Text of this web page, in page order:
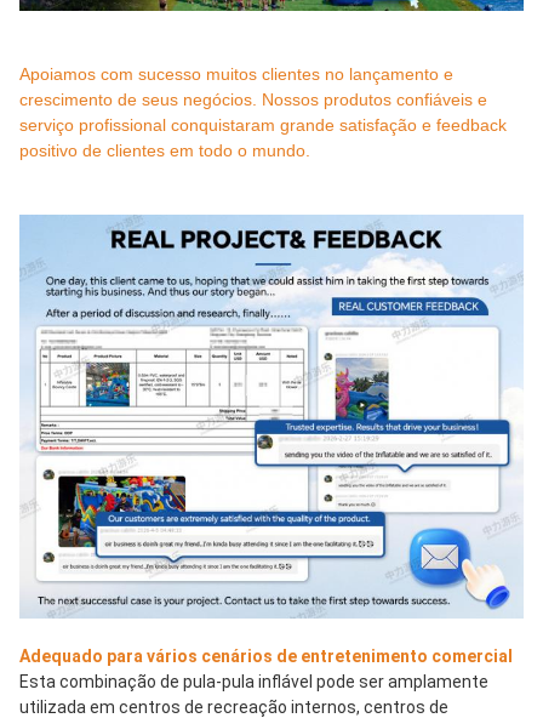
Apoiamos com sucesso muitos clientes no lançamento e
crescimento de seus negócios. Nossos produtos confiáveis ​​e
serviço profissional conquistaram grande satisfação e feedback
positivo de clientes em todo o mundo.
Adequado para vários cenários de entretenimento comercial
Esta combinação de pula-pula inflável pode ser amplamente
utilizada em centros de recreação internos, centros de